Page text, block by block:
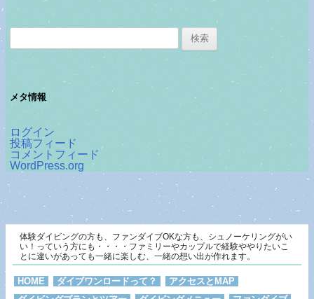
メタ情報
ログイン
投稿フィード
コメントフィード
WordPress.org
体験ダイビングの方も、ファンダイブOKな方も、シュノーケリングがい
い！っていう方にも・・・・ファミリーやカップルで経験ややりたいこ
とに違いがあっても一緒に楽しむ、一緒の想い出が作れます。
HOME ダイブワンロードって？
アクセスとMAP